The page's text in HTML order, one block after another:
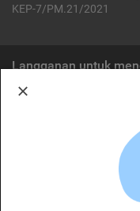
KEP-7/PM.21/2021
Langganan untuk
Cermati merupakan
OJK. Oleh karena itu,
ditawarkan bukan
diterbitkan oleh Cermati